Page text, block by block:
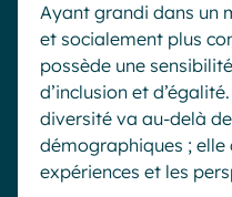
Ayant grandi dans un
et socialement plus
possède une
d’inclusion et
diversité va au-delà
démographiques ; elle
expériences et les